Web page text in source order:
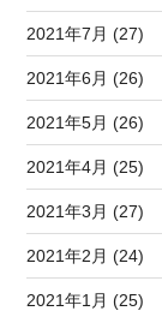
2021年7月 (27)
2021年6月 (26)
2021年5月 (26)
2021年4月 (25)
2021年3月 (27)
2021年2月 (24)
2021年1月 (25)